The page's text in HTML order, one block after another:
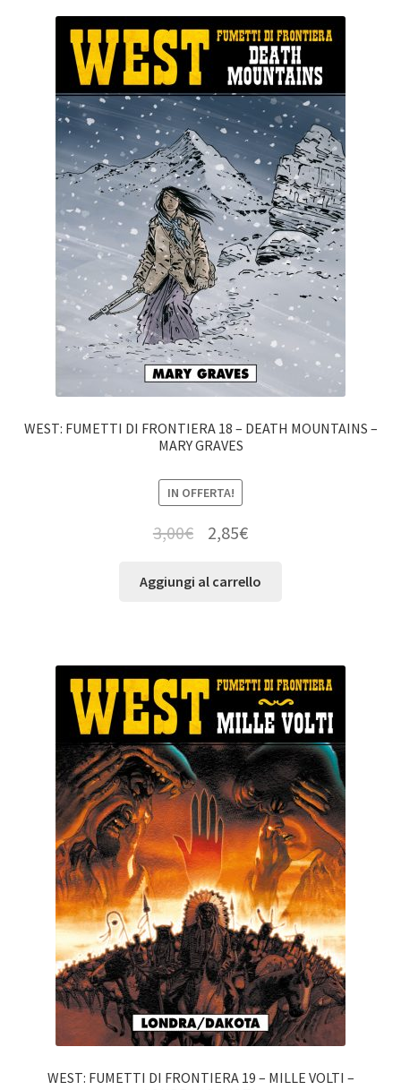
WEST: FUMETTI DI FRONTIERA 18 – DEATH MOUNTAINS –
MARY GRAVES
IN OFFERTA!
3,00€ 2,85€
Aggiungi al carrello
WEST: FUMETTI DI FRONTIERA 19 – MILLE VOLTI –